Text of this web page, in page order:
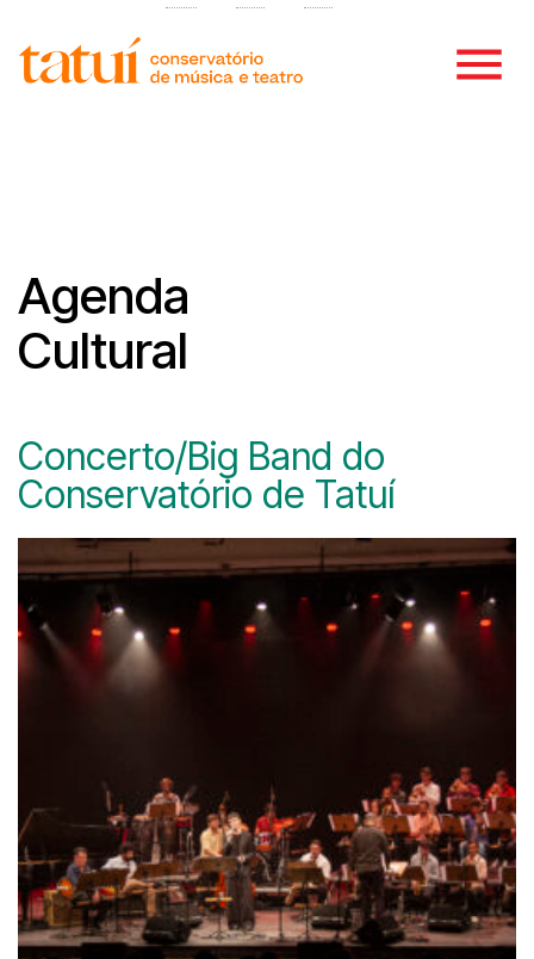
Agenda
Cultural
Concerto/Big Band do
Conservatório de Tatuí